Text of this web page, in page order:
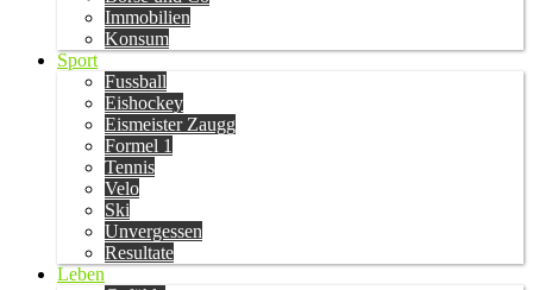
Immobilien
Konsum
Sport
Fussball
Eishockey
Eismeister Zaugg
Formel 1
Tennis
Velo
Ski
Unvergessen
Resultate
Leben